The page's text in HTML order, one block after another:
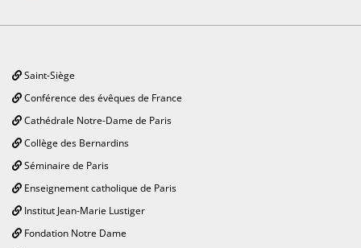
Saint-Siège
Conférence des évêques de France
Cathédrale Notre-Dame de Paris
Collège des Bernardins
Séminaire de Paris
Enseignement catholique de Paris
Institut Jean-Marie Lustiger
Fondation Notre Dame